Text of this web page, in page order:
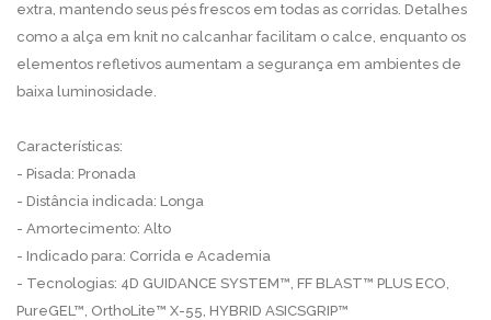
extra, mantendo seus pés frescos em todas as corridas. Detalhes
como a alça em knit no calcanhar facilitam o calce, enquanto os
elementos refletivos aumentam a segurança em ambientes de
baixa luminosidade.
Características:
- Pisada: Pronada
- Distância indicada: Longa
- Amortecimento: Alto
- Indicado para: Corrida e Academia
- Tecnologias: 4D GUIDANCE SYSTEM™, FF BLAST™ PLUS ECO,
PureGEL™, OrthoLite™ X-55, HYBRID ASICSGRIP™